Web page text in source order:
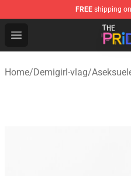
FREE shipping
Open menu
The Pride Shop -
Home/Demigirl-vlag/